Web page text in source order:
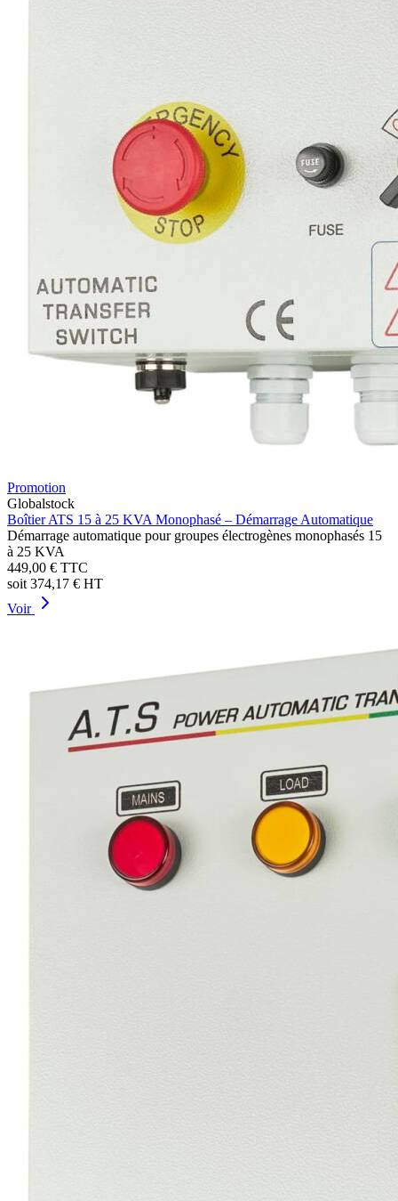
Promotion
Globalstock
Boîtier ATS 15 à 25 KVA Monophasé – Démarrage Automatique
Démarrage automatique pour groupes électrogènes monophasés 15
à 25 KVA
449,00 € TTC
soit 374,17 € HT
Voir